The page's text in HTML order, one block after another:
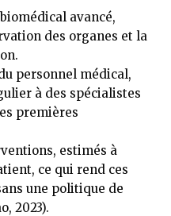
avancé,
des organes et la
personnel médical,
à des spécialistes
premières
estimés à
ce qui rend ces
une politique de
2023).